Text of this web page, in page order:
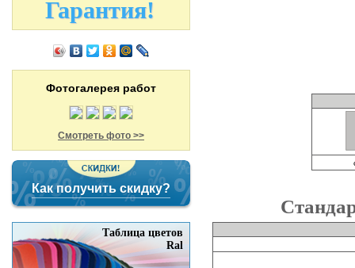
Гарантия!
Фотогалерея работ
Смотреть фото >>
Как получить скидку?
Таблица цветов
Ral